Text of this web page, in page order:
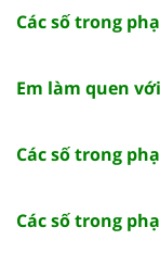
Các số trong
Em làm quen
Các số trong
Các số trong